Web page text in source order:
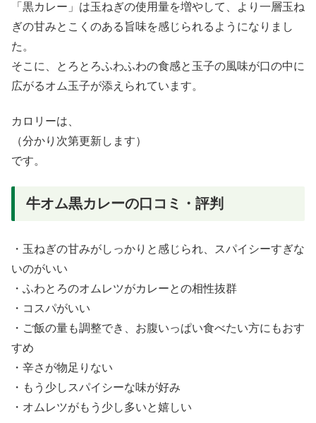
「黒カレー」は玉ねぎの使用量を増やして、より一層玉ね
ぎの甘みとこくのある旨味を感じられるようになりまし
た。
そこに、とろとろふわふわの食感と玉子の風味が口の中に
広がるオム玉子が添えられています。
カロリーは、
（分かり次第更新します）
です。
牛オム黒カレーの口コミ・評判
・玉ねぎの甘みがしっかりと感じられ、スパイシーすぎな
いのがいい
・ふわとろのオムレツがカレーとの相性抜群
・コスパがいい
・ご飯の量も調整でき、お腹いっぱい食べたい方にもおす
すめ
・辛さが物足りない
・もう少しスパイシーな味が好み
・オムレツがもう少し多いと嬉しい